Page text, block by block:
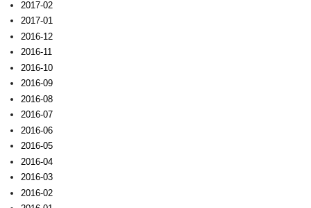
2017-02
2017-01
2016-12
2016-11
2016-10
2016-09
2016-08
2016-07
2016-06
2016-05
2016-04
2016-03
2016-02